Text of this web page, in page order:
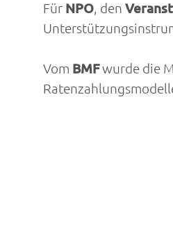
Für NPO, den
Vom BMFwurde die